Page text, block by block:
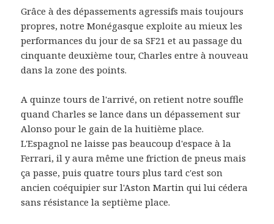
Grâce à des dépassements agressifs mais toujours
propres, notre Monégasque exploite au mieux les
performances du jour de sa SF21 et au passage du
cinquante deuxième tour, Charles entre à nouveau
dans la zone des points.
A quinze tours de l'arrivé, on retient notre souffle
quand Charles se lance dans un dépassement sur
Alonso pour le gain de la huitième place.
L'Espagnol ne laisse pas beaucoup d'espace à la
Ferrari, il y aura même une friction de pneus mais
ça passe, puis quatre tours plus tard c'est son
ancien coéquipier sur l'Aston Martin qui lui cédera
sans résistance la septième place.